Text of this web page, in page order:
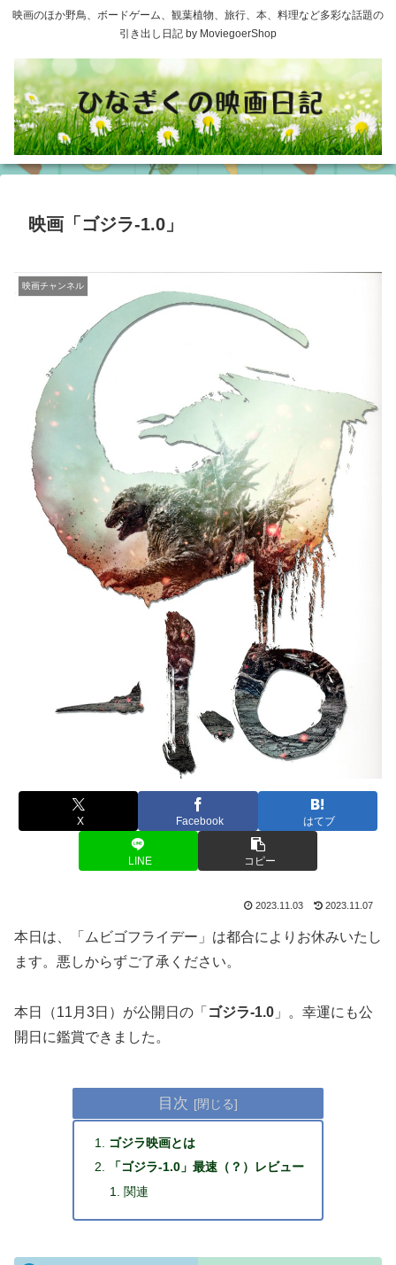
映画のほか野鳥、ボードゲーム、観葉植物、旅行、本、料理など多彩な話題の
引き出し日記 by MoviegoerShop
映画「ゴジラ-1.0」
映画チャンネル
X Facebook はてブ
LINE コピー
2023.11.03 2023.11.07
本日は、「ムビゴフライデー」は都合によりお休みいたし
ます。悪しからずご了承ください。
本日（11月3日）が公開日の「 ゴジラ-1.0 」。幸運にも公
開日に鑑賞できました。
目次
ゴジラ映画とは
「ゴジラ-1.0」最速（？）レビュー
関連